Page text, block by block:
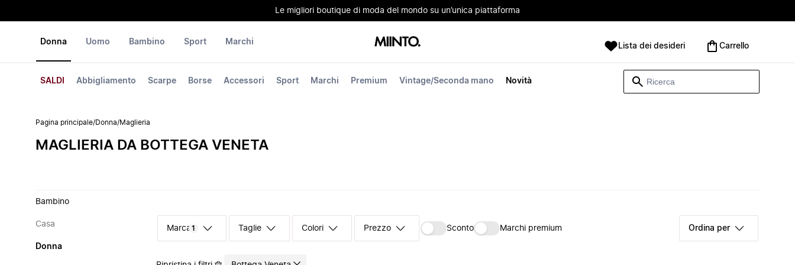
Le migliori boutique di moda del mondo su un’unica piattaforma
Donna
SALDI Abbigliamento Scarpe Borse Accessori Sport Marchi Premium Vintage/Seconda mano Novità
Uomo Bambino Sport Marchi Lista dei desideri Carrello
Pagina principale/Donna/Maglieria
MAGLIERIA DA BOTTEGA VENETA
Bambino
Casa
Donna
Marca 1 Taglie Colori Prezzo Sconto Marchi premium Ordina per